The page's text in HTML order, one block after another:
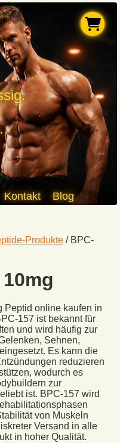
Kontakt Blog
Produkte / BPC-
Peptid online kaufen in
157 ist bekannt für
und wird häufig zur
Sehnen,
Es kann die
reduzieren
wodurch es
zur
ist. BPC-157 wird
von Muskeln
Versand in alle
in hoher Qualität.